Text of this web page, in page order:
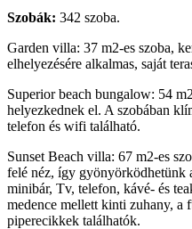
Szobák: 342 szoba.
Garden villa: 37 m2-es szoba,
elhelyezésére alkalmas, saját
Superior beach bungalow: 54
helyezkednek el. A szobában
telefon és wifi található.
Sunset Beach villa: 67 m2-es
felé néz, így gyönyörködhetünk
minibár, Tv, telefon, kávé- és
medence mellett kinti zuhany, a
piperecikkek találhatók.